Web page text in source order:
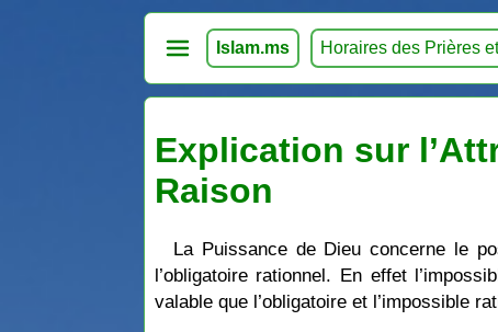
Islam.ms Horaires des Prières
Explication sur
Raison
La Puissance de Dieu concerne le
l’obligatoire rationnel. En effet
valable que l’obligatoire et l’impossible